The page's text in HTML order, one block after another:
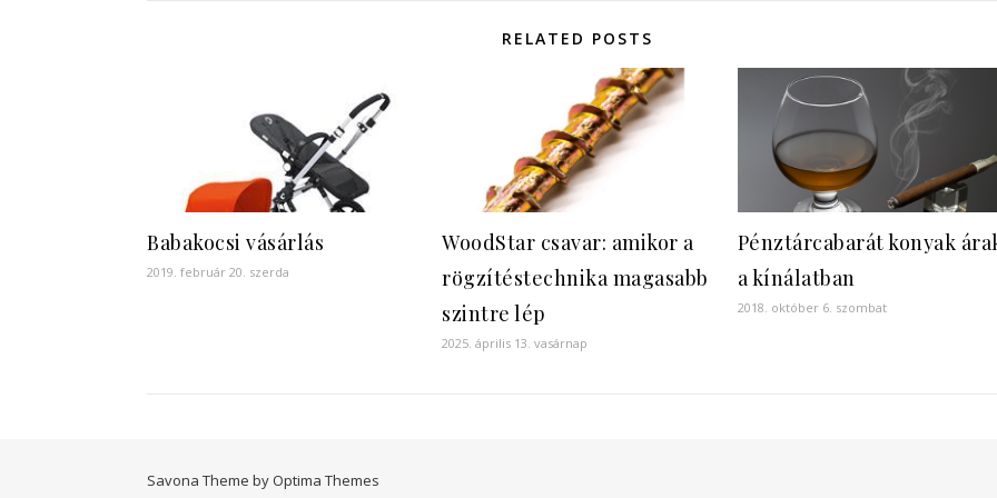
RELATED POSTS
Babakocsi vásárlás
2019. február 20. szerda
WoodStar csavar: amikor a
rögzítéstechnika magasabb
szintre lép
2025. április 13. vasárnap
Pénztárcabarát konyak
a kínálatban
2018. október 6. szombat
Savona Theme by Optima Themes